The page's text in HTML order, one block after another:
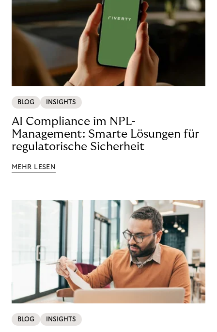
BLOG INSIGHTS
AI Compliance im NPL-
Management: Smarte Lösungen für
regulatorische Sicherheit
MEHR LESEN
BLOG INSIGHTS